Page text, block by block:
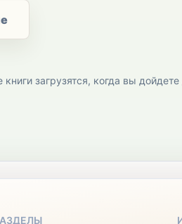
загрузятся, когда вы дойдете